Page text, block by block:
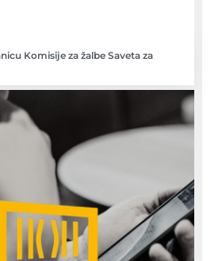
Komisije za žalbe Saveta za